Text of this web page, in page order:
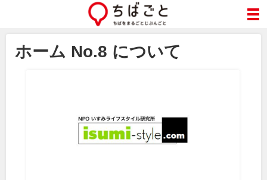
ホーム No.8 について